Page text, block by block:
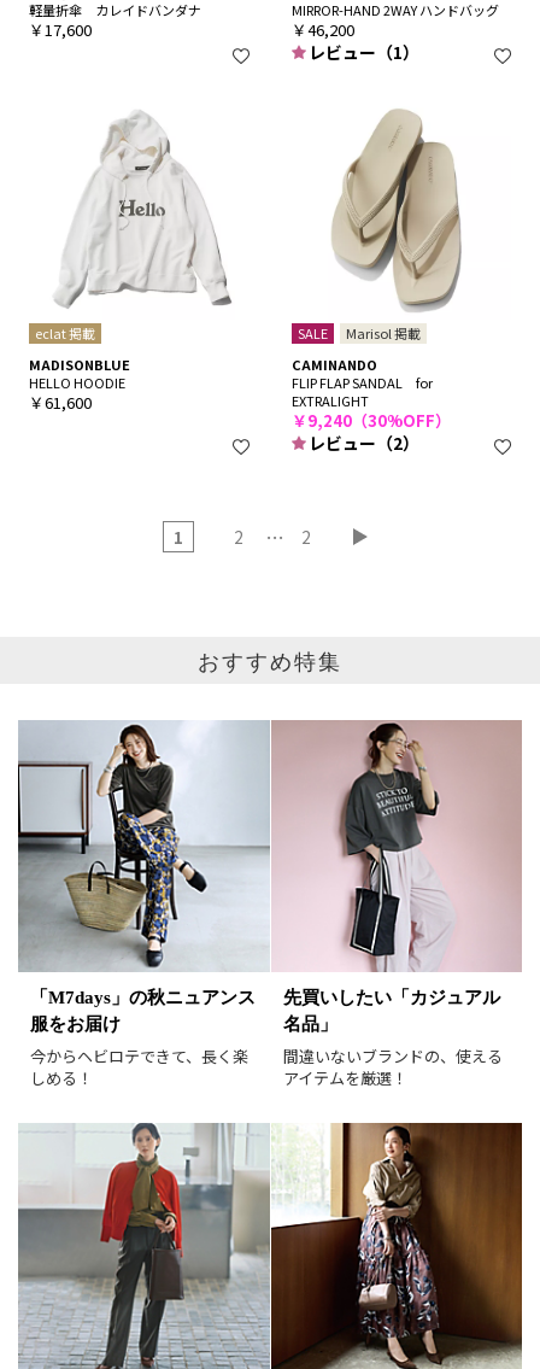
軽量折傘 カレイドバンダナ
￥17,600
MIRROR-HAND 2WAY ハンドバッグ
￥46,200
レビュー（1）
eclat 掲載
MADISONBLUE
HELLO HOODIE
￥61,600
SALE
Marisol 掲載
CAMINANDO
FLIP FLAP SANDAL for
EXTRALIGHT
￥9,240（30%OFF）
レビュー（2）
1 2 … 2
カテゴリ
サイズ
掲載雑誌
円
予約品
在庫あり
画像小 画像大
表示件数 30件 90件
おすすめ特集
「M7days」の秋ニュアンス
服をお届け
今からヘビロテできて、長く楽
しめる！
先買いしたい「カジュアル
名品」
間違いないブランドの、使える
アイテムを厳選！